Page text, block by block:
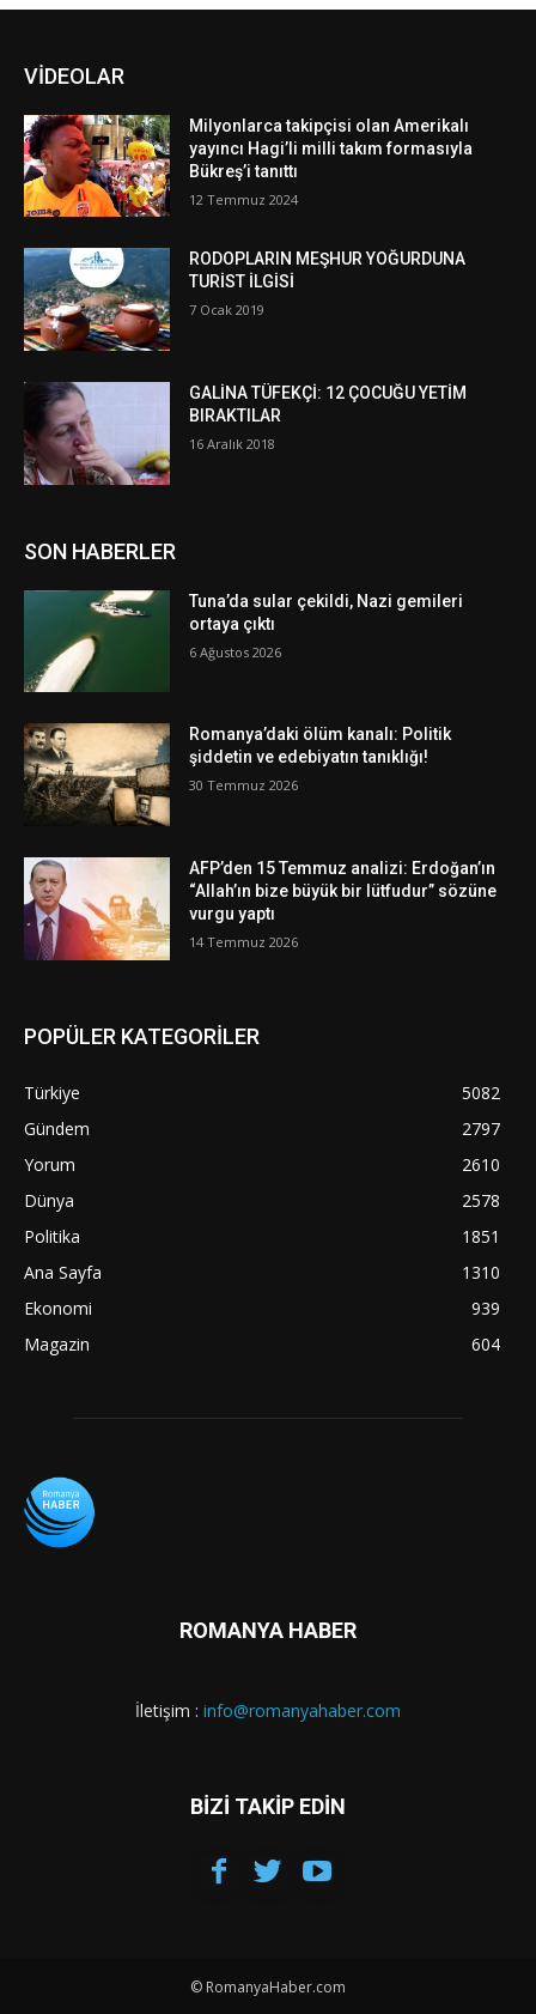
VİDEOLAR
Milyonlarca takipçisi olan Amerikalı
yayıncı Hagi’li milli takım formasıyla
Bükreş’i tanıttı
12 Temmuz 2024
RODOPLARIN MEŞHUR YOĞURDUNA
TURİST İLGİSİ
7 Ocak 2019
GALİNA TÜFEKÇİ: 12 ÇOCUĞU YETİM
BIRAKTILAR
16 Aralık 2018
SON HABERLER
Tuna’da sular çekildi, Nazi gemileri
ortaya çıktı
6 Ağustos 2026
Romanya’daki ölüm kanalı: Politik
şiddetin ve edebiyatın tanıklığı!
30 Temmuz 2026
AFP’den 15 Temmuz analizi: Erdoğan’ın
“Allah’ın bize büyük bir lütfudur” sözüne
vurgu yaptı
14 Temmuz 2026
POPÜLER KATEGORİLER
Türkiye
5082
Gündem
2797
Yorum
2610
Dünya
2578
Politika
1851
Ana Sayfa
1310
Ekonomi
939
Magazin
604
ROMANYA HABER
İletişim : info@romanyahaber.com
BİZİ TAKİP EDİN
© RomanyaHaber.com